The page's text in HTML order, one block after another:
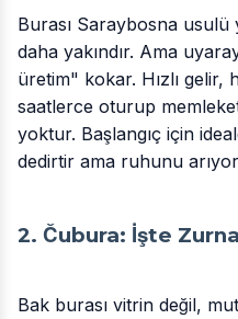
Burası Saraybosna
daha yakındır. Ama
üretim" kokar. Hızlı gelir,
saatlerce oturup
yoktur. Başlangıç için
dedirtir ama ruhunu
2. Čubura: İşte
Bak burası vitrin değil,